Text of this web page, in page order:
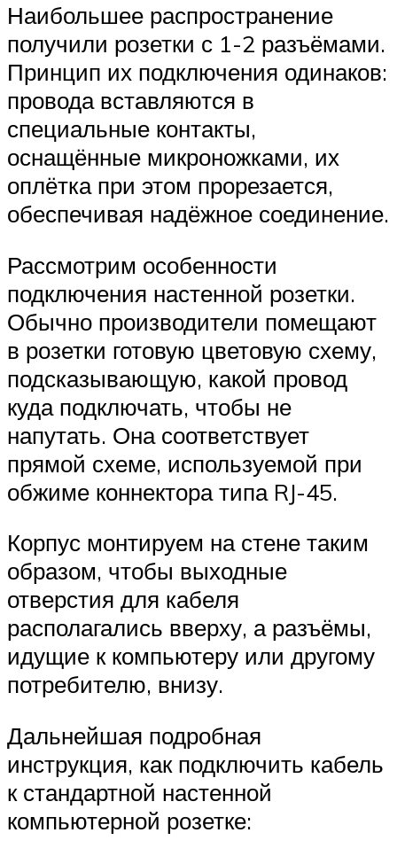
Наибольшее распространение
получили розетки с 1-2 разъёмами.
Принцип их подключения одинаков:
провода вставляются в
специальные контакты,
оснащённые микроножками, их
оплётка при этом прорезается,
обеспечивая надёжное соединение.
Рассмотрим особенности
подключения настенной розетки.
Обычно производители помещают
в розетки готовую цветовую схему,
подсказывающую, какой провод
куда подключать, чтобы не
напутать. Она соответствует
прямой схеме, используемой при
обжиме коннектора типа RJ-45.
Корпус монтируем на стене таким
образом, чтобы выходные
отверстия для кабеля
располагались вверху, а разъёмы,
идущие к компьютеру или другому
потребителю, внизу.
Дальнейшая подробная
инструкция, как подключить кабель
к стандартной настенной
компьютерной розетке: